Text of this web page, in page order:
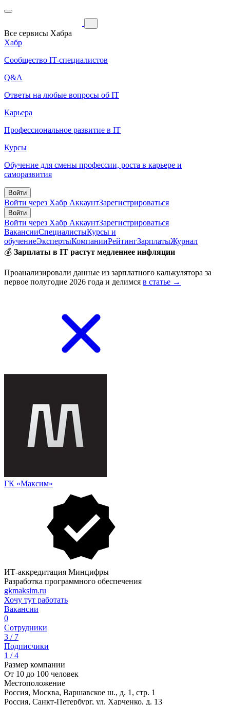
Все сервисы Хабра
Хабр
Сообщество IT-специалистов
Q&A
Ответы на любые вопросы об IT
Карьера
Профессиональное развитие в IT
Курсы
Обучение для смены профессии, роста в карьере и
саморазвития
Войти
Войти через Хабр АккаунтЗарегистрироваться
Войти
Войти через Хабр АккаунтЗарегистрироваться
ВакансииСпециалистыКурсы и
обучениеЭкспертыКомпанииРейтингЗарплатыЖурнал
💰 Зарплаты в IT растут медленнее инфляции
Проанализировали данные из зарплатного калькулятора за
первое полугодие 2026 года и делимся в статье →
ГК «Максим»
ИТ-аккредитация Минцифры
Разработка программного обеспечения
gkmaksim.ru
Хочу тут работать
Вакансии
0
Сотрудники
3 / 7
Подписчики
1 / 4
Размер компании
От 10 до 100 человек
Местоположение
Россия, Москва, Варшавское ш., д. 1, стр. 1
Россия, Санкт-Петербург, ул. Харченко, д. 13